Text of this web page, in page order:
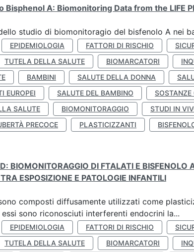
Bisphenol A: Biomonitoring Data from the LIFE
dello studio di biomonitoragio del bisfenolo A nei
EPIDEMIOLOGIA FATTORI DI RISCHIO
TUTELA DELLA SALUTE BIOMARCATORI
BAMBINI SALUTE DELLA DONNA
EUROPEI SALUTE DEL BAMBINO
SOSTANZE
SALUTE
BIOMONITORAGGIO STUDI IN
PRECOCE PLASTICIZZANTI
BIOMONITORAGGIO DI FTALATI E BISFENOLO
ESPOSIZIONE E PATOLOGIE INFANTILI
composti diffusamente utilizzati come
sono riconosciuti interferenti endocrini la...
EPIDEMIOLOGIA FATTORI DI RISCHIO
TUTELA DELLA SALUTE BIOMARCATORI